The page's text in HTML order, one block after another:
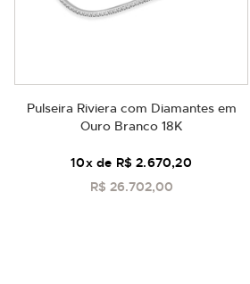
COMPRAR
Pulseira Riviera com Diamantes em
Ouro Branco 18K
R$ 26.702,00
10x de R$ 2.670,20